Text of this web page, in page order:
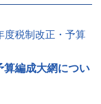
度税制改正・予算
編成大網につい